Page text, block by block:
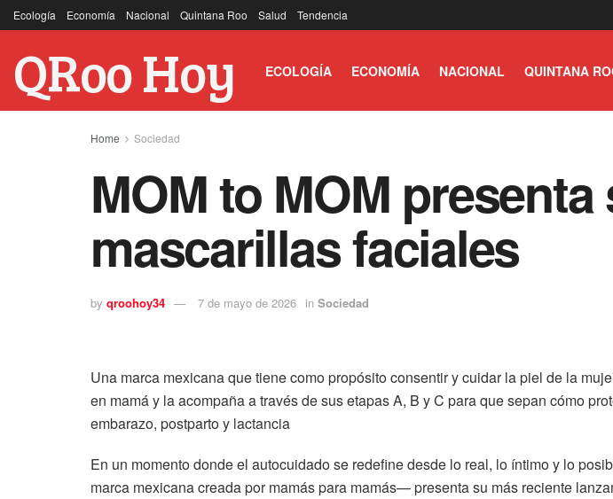
Ecología Economía Nacional Quintana Roo Salud Tendencia
QRoo Hoy ECOLOGÍA ECONOMÍA NACIONAL QUINTANA
Home Sociedad
MOM to MOM
mascarillas faciales
by qroohoy34 7 de mayo de 2026 in Sociedad
Una marca mexicana que tiene como propósito consentir y cuidar la piel de la
en mamá y la acompaña a través de sus etapas A, B y C para que sepan cómo
embarazo, postparto y lactancia
En un momento donde el autocuidado se redefine desde lo real, lo íntimo y lo
marca mexicana creada por mamás para mamás— presenta su más reciente